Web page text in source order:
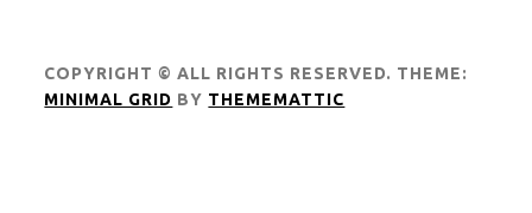
COPYRIGHT © ALL RIGHTS RESERVED. THEME:
MINIMAL GRID BY THEMEMATTIC